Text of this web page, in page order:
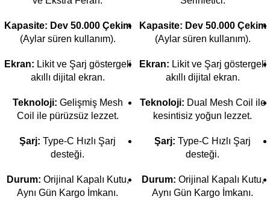
Kapasite: Dev 50.000 Çekim
(Aylar süren kullanım).
Ekran: Likit ve Şarj göstergeli
akıllı dijital ekran.
Teknoloji: Gelişmiş Mesh
Coil ile pürüzsüz lezzet.
Şarj: Type-C Hızlı Şarj
desteği.
Durum: Orijinal Kapalı Kutu,
Aynı Gün Kargo İmkanı.
Kapasite: Dev 50.000 Çekim
(Aylar süren kullanım).
Ekran: Likit ve Şarj göstergeli
akıllı dijital ekran.
Teknoloji: Dual Mesh Coil ile
kesintisiz yoğun lezzet.
Şarj: Type-C Hızlı Şarj
desteği.
Durum: Orijinal Kapalı Kutu,
Aynı Gün Kargo İmkanı.